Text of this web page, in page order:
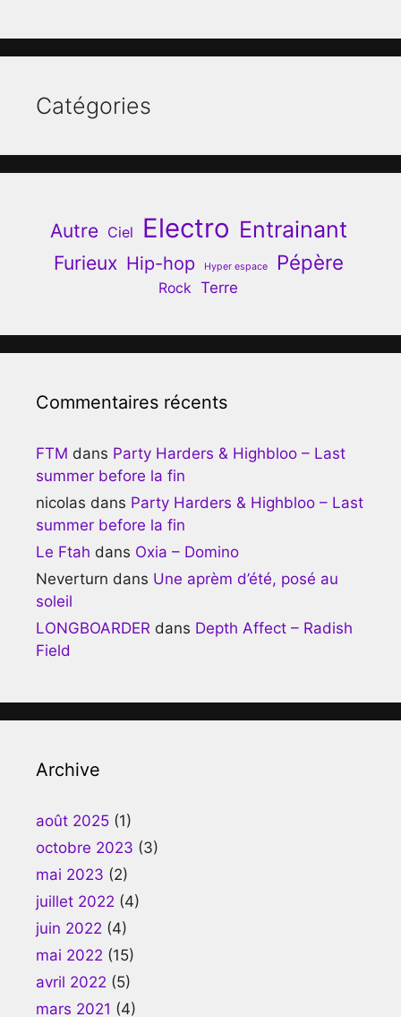
Catégories
Autre Ciel Electro Entrainant
Furieux Hip-hop Hyper espace Pépère
Rock Terre
Commentaires récents
FTM dans Party Harders & Highbloo – Last
summer before la fin
nicolas dans Party Harders & Highbloo – Last
summer before la fin
Le Ftah dans Oxia – Domino
Neverturn dans Une aprèm d’été, posé au
soleil
LONGBOARDER dans Depth Affect – Radish
Field
Archive
août 2025 (1)
octobre 2023 (3)
mai 2023 (2)
juillet 2022 (4)
juin 2022 (4)
mai 2022 (15)
avril 2022 (5)
mars 2021 (4)